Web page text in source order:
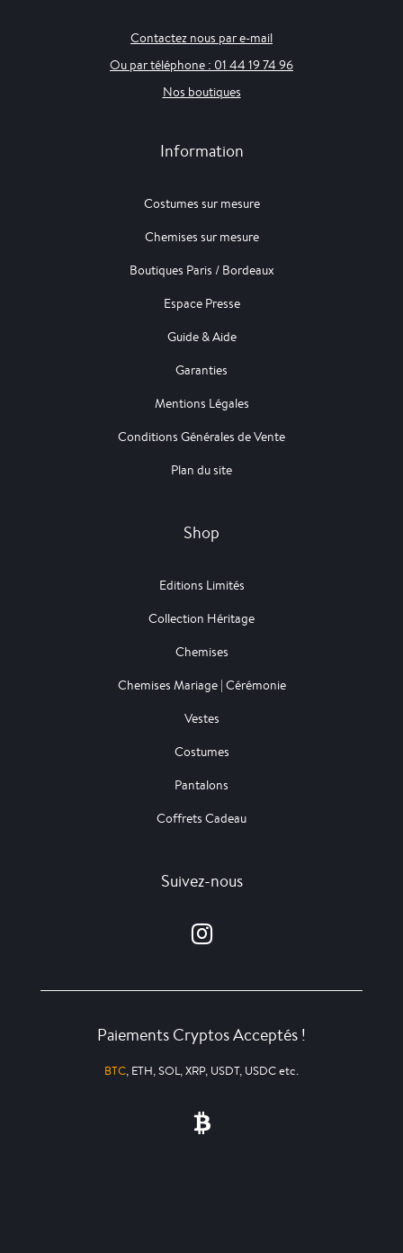
Contactez nous par e-mail
Ou par téléphone : 01 44 19 74 96
Nos boutiques
Information
Costumes sur mesure
Chemises sur mesure
Boutiques Paris / Bordeaux
Espace Presse
Guide & Aide
Garanties
Mentions Légales
Conditions Générales de Vente
Plan du site
Shop
Editions Limités
Collection Héritage
Chemises
Chemises Mariage | Cérémonie
Vestes
Costumes
Pantalons
Coffrets Cadeau
Suivez-nous
Paiements Cryptos Acceptés !
BTC, ETH, SOL, XRP, USDT, USDC etc.